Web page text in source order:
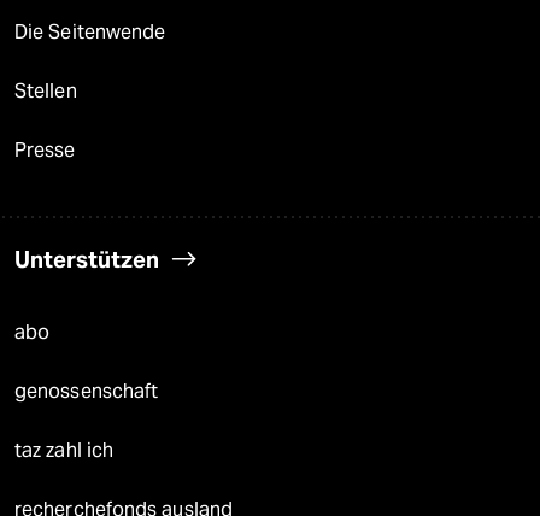
Die Seitenwende
Stellen
Presse
Unterstützen
abo
genossenschaft
taz zahl ich
recherchefonds ausland